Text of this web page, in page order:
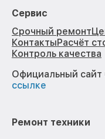
Сервис
Срочный ремонт
КонтактыРасчёт
Контроль качества
Официальный сайт
ссылке
Ремонт техники